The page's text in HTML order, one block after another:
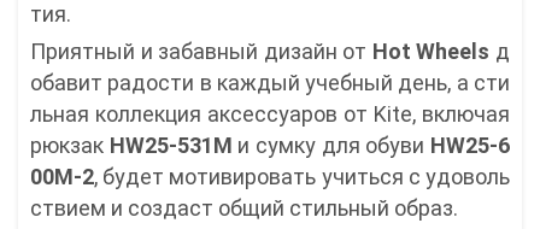
тия.
Приятный и забавный дизайн от Hot Wheels д
обавит радости в каждый учебный день, а сти
льная коллекция аксессуаров от Kite, включая
рюкзак HW25-531M и сумку для обуви HW25-6
00M-2, будет мотивировать учиться с удоволь
ствием и создаст общий стильный образ.